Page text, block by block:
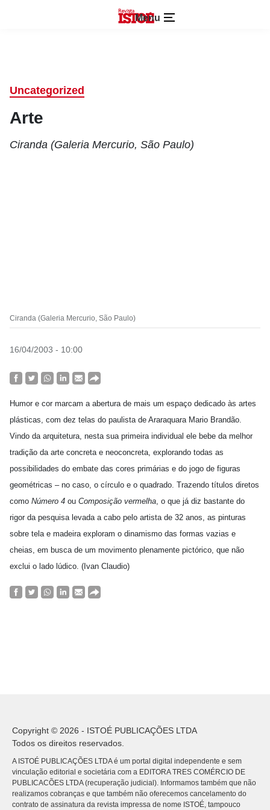
Menu
Uncategorized
Arte
Ciranda (Galeria Mercurio, São Paulo)
Ciranda (Galeria Mercurio, São Paulo)
16/04/2003 - 10:00
Humor e cor marcam a abertura de mais um espaço dedicado às artes
plásticas, com dez telas do paulista de Araraquara Mario Brandão.
Vindo da arquitetura, nesta sua primeira individual ele bebe da melhor
tradição da arte concreta e neoconcreta, explorando todas as
possibilidades do embate das cores primárias e do jogo de figuras
geométricas – no caso, o círculo e o quadrado. Trazendo títulos diretos
como Número 4 ou Composição vermelha, o que já diz bastante do
rigor da pesquisa levada a cabo pelo artista de 32 anos, as pinturas
sobre tela e madeira exploram o dinamismo das formas vazias e
cheias, em busca de um movimento plenamente pictórico, que não
exclui o lado lúdico. (Ivan Claudio)
Copyright © 2026 - ISTOÉ PUBLICAÇÕES LTDA
Todos os direitos reservados.
A ISTOÉ PUBLICAÇÕES LTDA é um portal digital independente e sem
vinculação editorial e societária com a EDITORA TRES COMÉRCIO DE
PUBLICACÕES LTDA (recuperação judicial). Informamos também que não
realizamos cobranças e que também não oferecemos cancelamento do
contrato de assinatura da revista impressa de nome ISTOÉ, tampouco